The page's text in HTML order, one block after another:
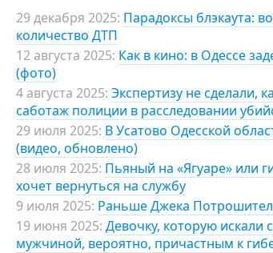
29 декабря 2025: Парадоксы блэкаута:
количество ДТП
12 августа 2025: Как в кино: в Одессе
(фото)
4 августа 2025: Экспертизу не сделали,
саботаж полиции в расследовании
29 июля 2025: В Усатово Одесской
(видео, обновлено)
28 июля 2025: Пьяный на «Ягуаре» или
хочет вернуться на службу
9 июля 2025: Раньше Джека
19 июня 2025: Девочку, которую искали
мужчиной, вероятно, причастным к